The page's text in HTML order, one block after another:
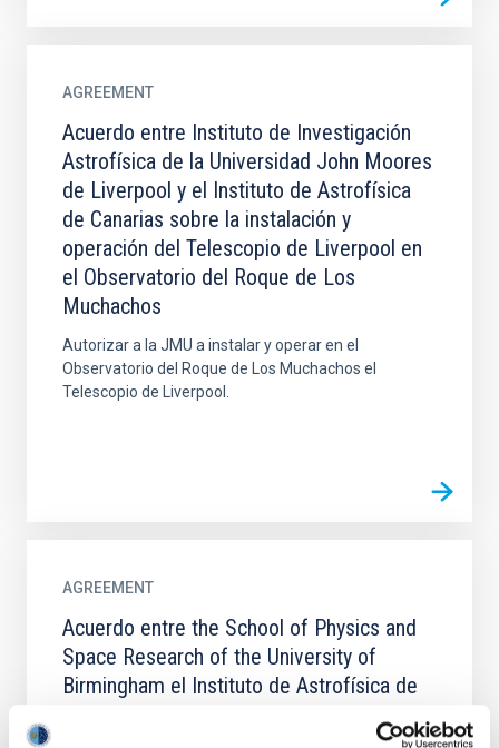
AGREEMENT
Acuerdo entre Instituto de Investigación
Astrofísica de la Universidad John Moores
de Liverpool y el Instituto de Astrofísica
de Canarias sobre la instalación y
operación del Telescopio de Liverpool en
el Observatorio del Roque de Los
Muchachos
Autorizar a la JMU a instalar y operar en el
Observatorio del Roque de Los Muchachos el
Telescopio de Liverpool.
AGREEMENT
Acuerdo entre the School of Physics and
Space Research of the University of
Birmingham el Instituto de Astrofísica de
Canarias para el uso y mantenimiento del